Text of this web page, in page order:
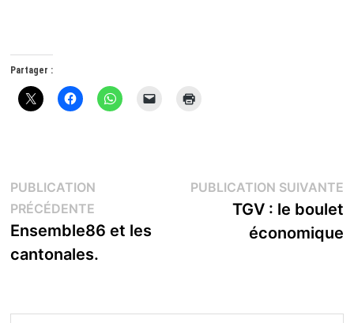
Partager :
Navigation
de
l’article
PUBLICATION
PRÉCÉDENTEPublication
précédente :
Ensemble86 et les
cantonales.
PUBLICATION SUIVANTE
TGV : le boulet
économique